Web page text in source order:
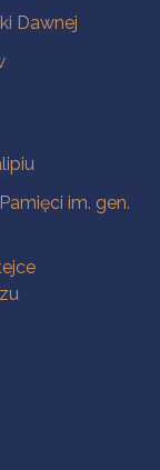
Dawnej
im. gen.